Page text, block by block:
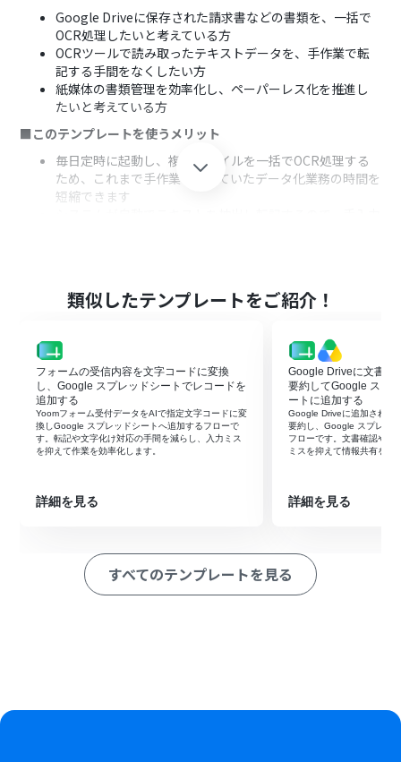
Google Driveに保存された請求書などの書類を、一括で
OCR処理したいと考えている方
OCRツールで読み取ったテキストデータを、手作業で転
記する手間をなくしたい方
紙媒体の書類管理を効率化し、ペーパーレス化を推進し
たいと考えている方
■このテンプレートを使うメリット
毎日定時に起動し、複数ファイルを一括でOCR処理する
ため、これまで手作業で行っていたデータ化業務の時間を
短縮できます
はじめに、Google DriveとGoogle スプレッドシートを
次に、トリガーでスケジュールトリガーを選択し、毎日決
まった時間など、フローを起動させたい日時を設定します
オペレーションで、Google Driveの「特定フォルダ内の
ファイル・フォルダの一覧を取得」アクションを設定し、
対象のフォルダを指定します
次に、繰り返し処理機能を設定し、3で取得したファイル
一覧を一つずつ処理するようにします
PDFを読み取る」アクションを設定します
を指定のシートに追加します
※「トリガー」：フロー起動のきっかけとなるアクション、「オ
ペレーション」：トリガー起動後、フロー内で処理を行うアク
Google Driveでファイル一覧を取得するアクションで
類似したテンプレートをご紹介！
フォームの受信内容を文字コードに変換
し、Google スプレッドシートでレコードを
追加する
Yoomフォーム受付データをAIで指定文字コードに変
換しGoogle スプレッドシートへ追加するフローで
す。転記や文字化け対応の手間を減らし、入力ミス
を抑えて作業を効率化します。
詳細を見る
Google Driveに文書が
要約してGoogle スプ
ートに追加する
Google Driveに追加された
要約し、Google スプレッ
フローです。文書確認や転
ミスを抑えて情報共有を早
詳細を見る
すべてのテンプレートを見る